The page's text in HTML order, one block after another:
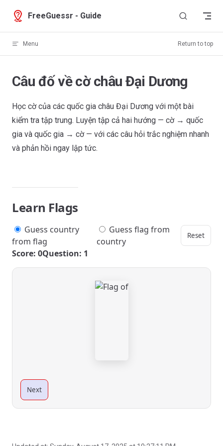
Skip to content
FreeGuessr - Guide
Menu Return to top
Câu đố về cờ châu Đại Dương
Học cờ của các quốc gia châu Đại Dương với một bài
kiểm tra tập trung. Luyện tập cả hai hướng — cờ → quốc
gia và quốc gia → cờ — với các câu hỏi trắc nghiệm nhanh
và phản hồi ngay lập tức.
Learn Flags
Guess country
from flag
Guess flag from
country
Reset
Score: 0Question: 1
Next